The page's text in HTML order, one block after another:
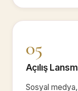
05
Açılış
Sosyal medya,